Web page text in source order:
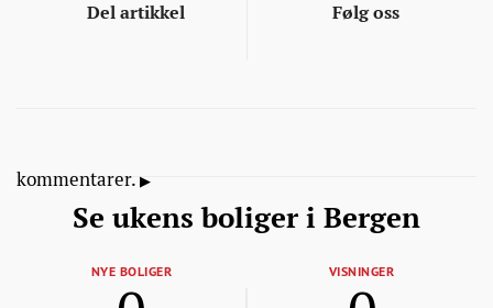
Del artikkel Følg oss
kommentarer.
Se ukens boliger i Bergen
NYE BOLIGER VISNINGER